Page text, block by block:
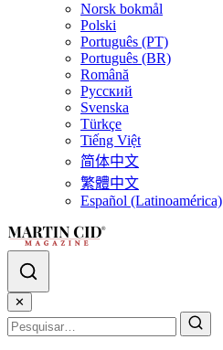
Norsk bokmål
Polski
Português (PT)
Português (BR)
Română
Русский
Svenska
Türkçe
Tiếng Việt
简体中文
繁體中文
Español (Latinoamérica)
✕